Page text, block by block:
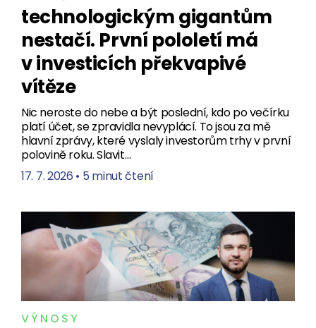
technologickým gigantům
nestačí. První pololetí má
v investicích překvapivé
vítěze
Nic neroste do nebe a být poslední, kdo po večírku
platí účet, se zpravidla nevyplácí. To jsou za mě
hlavní zprávy, které vyslaly investorům trhy v první
polovině roku. Slavit…
17. 7. 2026 • 5 minut čtení
VÝNOSY